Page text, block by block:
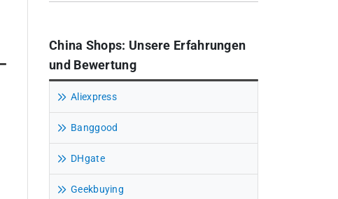
China Shops: Unsere Erfahrungen
und Bewertung
Aliexpress
Banggood
DHgate
Geekbuying